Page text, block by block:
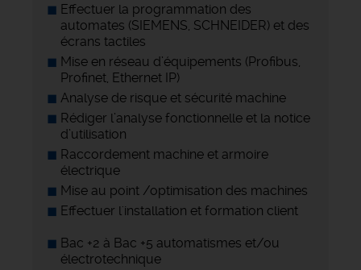
Effectuer la programmation des
automates (SIEMENS, SCHNEIDER) et des
écrans tactiles
Mise en réseau d’équipements (Profibus,
Profinet, Ethernet IP)
Analyse de risque et sécurité machine
Rédiger l’analyse fonctionnelle et la notice
d’utilisation
Raccordement machine et armoire
électrique
Mise au point /optimisation des machines
Effectuer l'installation et formation client
Bac +2 à Bac +5 automatismes et/ou
électrotechnique